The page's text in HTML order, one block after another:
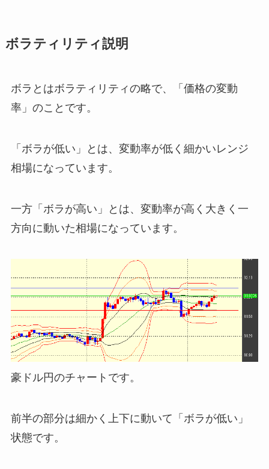
ボラティリティ説明
ボラとはボラティリティの略で、「価格の変動
率」のことです。
「ボラが低い」とは、変動率が低く細かいレンジ
相場になっています。
一方「ボラが高い」とは、変動率が高く大きく一
方向に動いた相場になっています。
豪ドル円のチャートです。
前半の部分は細かく上下に動いて「ボラが低い」
状態です。